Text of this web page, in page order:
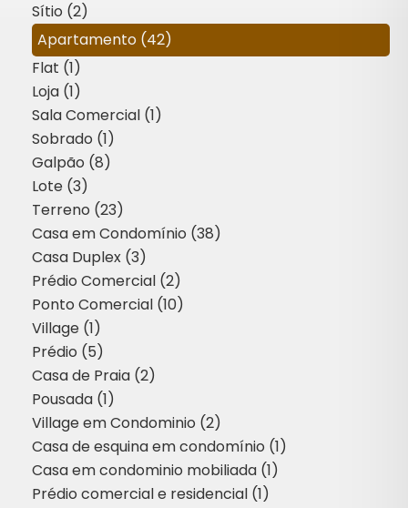
Sítio (2)
Apartamento (42)
Flat (1)
Loja (1)
Sala Comercial (1)
Sobrado (1)
Galpão (8)
Lote (3)
Terreno (23)
Casa em Condomínio (38)
Casa Duplex (3)
Prédio Comercial (2)
Ponto Comercial (10)
Village (1)
Prédio (5)
Casa de Praia (2)
Pousada (1)
Village em Condominio (2)
Casa de esquina em condomínio (1)
Casa em condominio mobiliada (1)
Prédio comercial e residencial (1)